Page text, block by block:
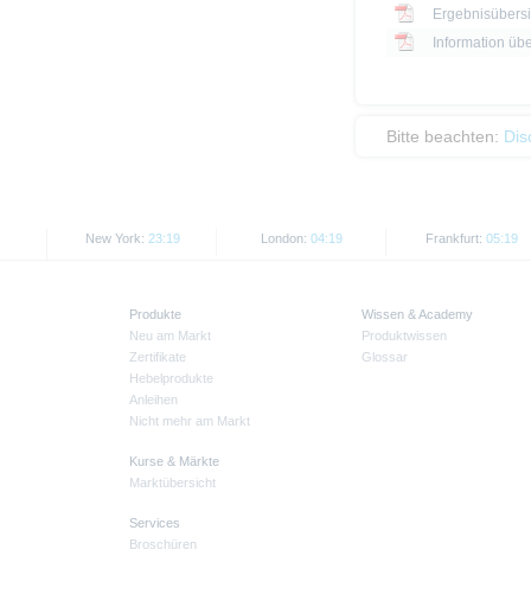
Information
Bitte beachten:
New York: 23:19 London: 04:19 Frankfurt: 05:19
Produkte
Neu am Markt
Zertifikate
Hebelprodukte
Anleihen
Nicht mehr am Markt
Kurse & Märkte
Marktübersicht
Services
Broschüren
Wissen & Academy
Produktwissen
Glossar